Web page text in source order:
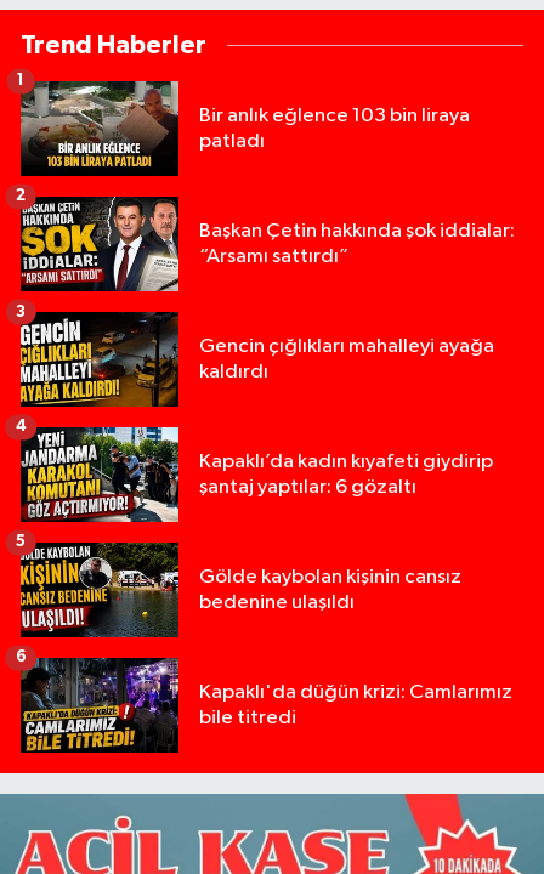
Trend Haberler
Bir anlık eğlence 103 bin liraya
patladı
1
Başkan Çetin hakkında şok iddialar:
“Arsamı sattırdı”
2
Gencin çığlıkları mahalleyi ayağa
kaldırdı
3
Kapaklı’da kadın kıyafeti giydirip
şantaj yaptılar: 6 gözaltı
4
Gölde kaybolan kişinin cansız
bedenine ulaşıldı
5
Kapaklı'da düğün krizi: Camlarımız
bile titredi
6